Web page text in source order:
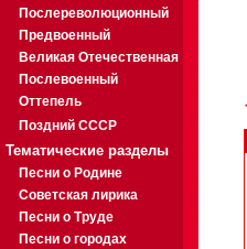
Послереволюционный
Предвоенный
Великая Отечественная
Послевоенный
Оттепель
Поздний СССР
Тематические разделы
Песни о Родине
Советская лирика
Песни о Труде
Песни о городах